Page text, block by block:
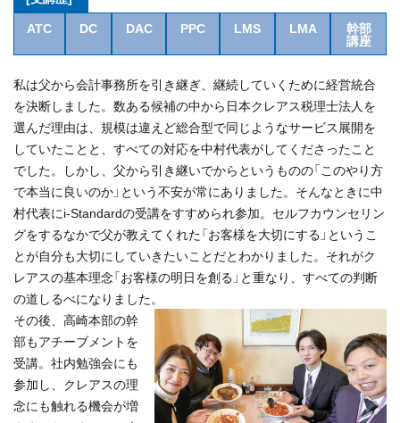
ATC
DC DAC PPC LMS LMA 幹部
講座
私は父から会計事務所を引き継ぎ、継続していくために経営統合
を決断しました。数ある候補の中から日本クレアス税理士法人を
選んだ理由は、規模は違えど総合型で同じようなサービス展開を
していたことと、すべての対応を中村代表がしてくださったこと
でした。しかし、父から引き継いでからというものの「このやり方
で本当に良いのか」という不安が常にありました。そんなときに中
村代表にi-Standardの受講をすすめられ参加。セルフカウンセリン
グをするなかで父が教えてくれた「お客様を大切にする」というこ
とが自分も大切にしていきたいことだとわかりました。それがク
レアスの基本理念「お客様の明日を創る」と重なり、すべての判断
の道しるべになりました。
その後、高崎本部の幹
部もアチーブメントを
受講。社内勉強会にも
参加し、クレアスの理
念にも触れる機会が増